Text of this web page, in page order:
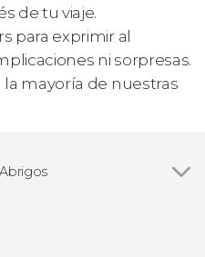
de tu viaje.
para exprimir al
ni sorpresas.
mayoría de nuestras